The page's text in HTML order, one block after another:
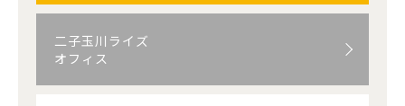
二子玉川ライズ
オフィス